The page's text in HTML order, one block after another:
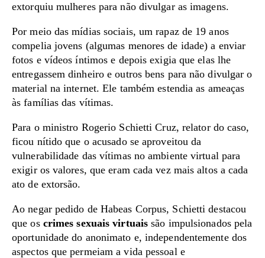
extorquiu mulheres para não divulgar as imagens.
Por meio das mídias sociais, um rapaz de 19 anos
compelia jovens (algumas menores de idade) a enviar
fotos e vídeos íntimos e depois exigia que elas lhe
entregassem dinheiro e outros bens para não divulgar o
material na internet. Ele também estendia as ameaças
às famílias das vítimas.
Para o ministro Rogerio Schietti Cruz, relator do caso,
ficou nítido que o acusado se aproveitou da
vulnerabilidade das vítimas no ambiente virtual para
exigir os valores, que eram cada vez mais altos a cada
ato de extorsão.
Ao negar pedido de Habeas Corpus, Schietti destacou
que os crimes sexuais virtuais são impulsionados pela
oportunidade do anonimato e, independentemente dos
aspectos que permeiam a vida pessoal e